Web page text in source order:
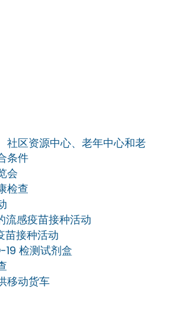
社区资源中心、老年中心和老
条件
会
检查
流感疫苗接种活动
苗接种活动
19 检测试剂盒
移动货车